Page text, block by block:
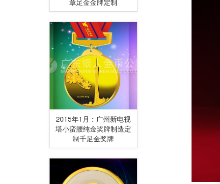
2015年1月：广州新电视
塔小蛮腰纯金奖牌制造定
制千足金奖牌